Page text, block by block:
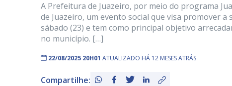
A Prefeitura de Juazeiro, por meio do programa
de Juazeiro, um evento social que visa promover
sábado (23) e tem como principal objetivo
no município. […]
22/08/2025 20H01 ATUALIZADO HÁ 12 MESES ATRÁS
Compartilhe: